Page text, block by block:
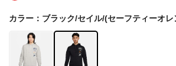
カラー：ブラック/セイル/(セーフティーオレ